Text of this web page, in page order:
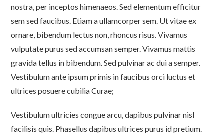
nostra, per inceptos himenaeos. Sed elementum efficitur
sem sed faucibus. Etiam a ullamcorper sem. Ut vitae ex
ornare, bibendum lectus non, rhoncus risus. Vivamus
vulputate purus sed accumsan semper. Vivamus mattis
gravida tellus in bibendum. Sed pulvinar ac dui a semper.
Vestibulum ante ipsum primis in faucibus orci luctus et
ultrices posuere cubilia Curae;
Vestibulum ultricies congue arcu, dapibus pulvinar nisl
facilisis quis. Phasellus dapibus ultrices purus id pretium.